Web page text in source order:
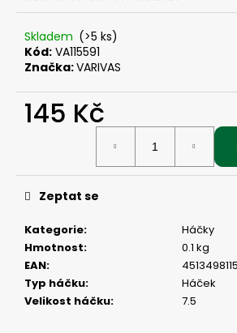
Skladem (>5 ks)
Kód: VA115591
Značka:VARIVAS
145 Kč
Kategorie:
Háčky
Hmotnost:
0.1 kg
EAN:
Typ háčku:
Háček
Velikost háčku: 7.5
Zeptat se
D
o
p
o
u
m
e
SICKLE